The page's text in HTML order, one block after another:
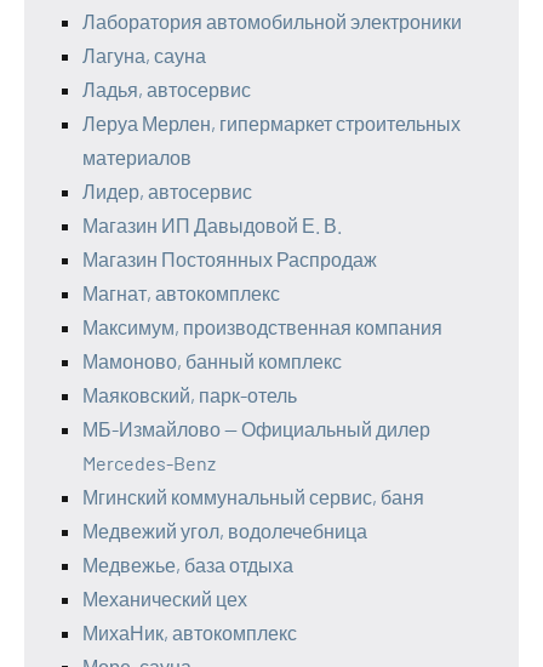
Лаборатория автомобильной электроники
Лагуна, сауна
Ладья, автосервис
Леруа Мерлен, гипермаркет строительных
материалов
Лидер, автосервис
Магазин ИП Давыдовой Е. В.
Магазин Постоянных Распродаж
Магнат, автокомплекс
Максимум, производственная компания
Мамоново, банный комплекс
Маяковский, парк-отель
МБ-Измайлово — Официальный дилер
Mercedes-Benz
Мгинский коммунальный сервис, баня
Медвежий угол, водолечебница
Медвежье, база отдыха
Механический цех
МихаНик, автокомплекс